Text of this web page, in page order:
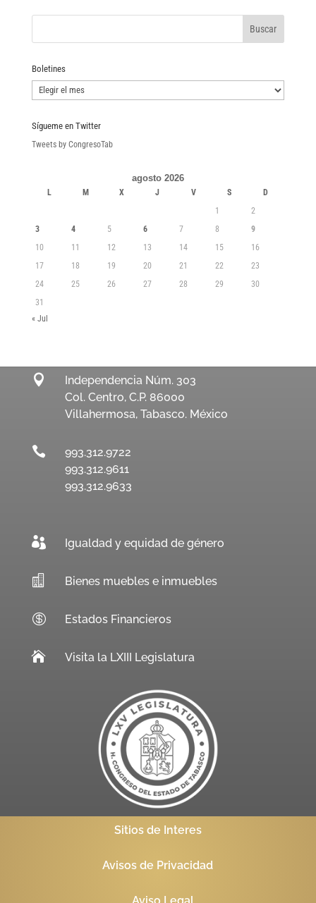
Boletines
Boletines
Sígueme en Twitter
Tweets by CongresoTab
agosto 2026
L M X J V S
D
1
2
3
4 5 6 7 8
9
10
11 12 13 14 15
16
17
18 19 20 21 22
23
24
25 26 27 28 29
30
31
« Jul

Independencia Núm. 303
Col. Centro, C.P. 86000
Villahermosa, Tabasco. México

993.312.9722
993.312.9611
993.312.9633
 Igualdad y equidad de género
 Bienes muebles e inmuebles
 Estados Financieros
 Visita la LXIII Legislatura
Sitios de Interes
Avisos de Privacidad